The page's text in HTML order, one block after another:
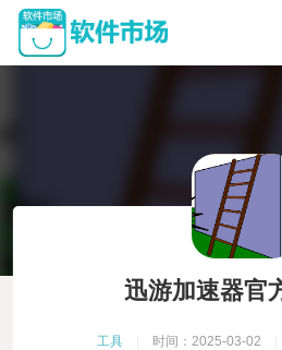
迅游加速器官
工具 时间：2025-03-02